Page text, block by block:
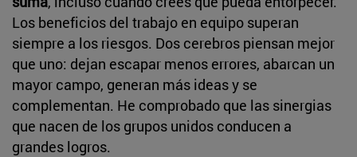
Los beneficios del trabajo en equipo superan
siempre a los riesgos. Dos cerebros piensan mejor
que uno: dejan escapar menos errores, abarcan un
mayor campo, generan más ideas y se
complementan. He comprobado que las sinergias
que nacen de los grupos unidos conducen a
grandes logros.